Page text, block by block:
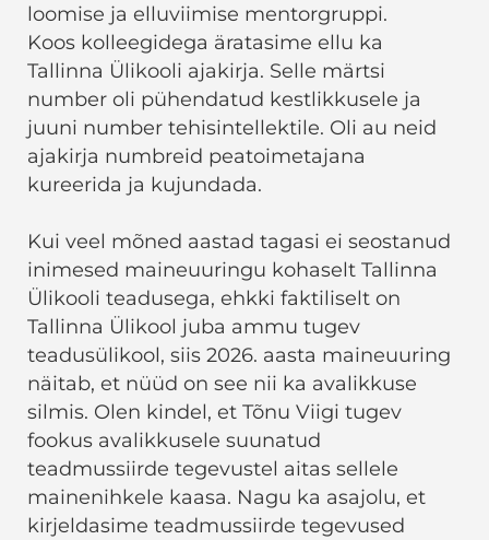
loomise ja elluviimise mentorgruppi.
Koos kolleegidega äratasime ellu ka
Tallinna Ülikooli ajakirja. Selle märtsi
number oli pühendatud kestlikkusele ja
juuni number tehisintellektile. Oli au neid
ajakirja numbreid peatoimetajana
kureerida ja kujundada.
Kui veel mõned aastad tagasi ei seostanud
inimesed maineuuringu kohaselt Tallinna
Ülikooli teadusega, ehkki faktiliselt on
Tallinna Ülikool juba ammu tugev
teadusülikool, siis 2026. aasta maineuuring
näitab, et nüüd on see nii ka avalikkuse
silmis. Olen kindel, et Tõnu Viigi tugev
fookus avalikkusele suunatud
teadmussiirde tegevustel aitas sellele
mainenihkele kaasa. Nagu ka asajolu, et
kirjeldasime teadmussiirde tegevused